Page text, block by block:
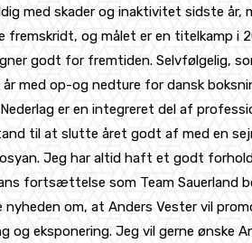
med skader og inaktivitet sidste år,
og målet er en titelkamp i
godt for fremtiden. Selvfølgelig,
med op-og nedture for dansk
er en integreret del af
til at slutte året godt af med en
Jeg har altid haft et godt
fortsættelse som Team Sauerland
om, at Anders Vester vil
og eksponering. Jeg vil gerne ønske